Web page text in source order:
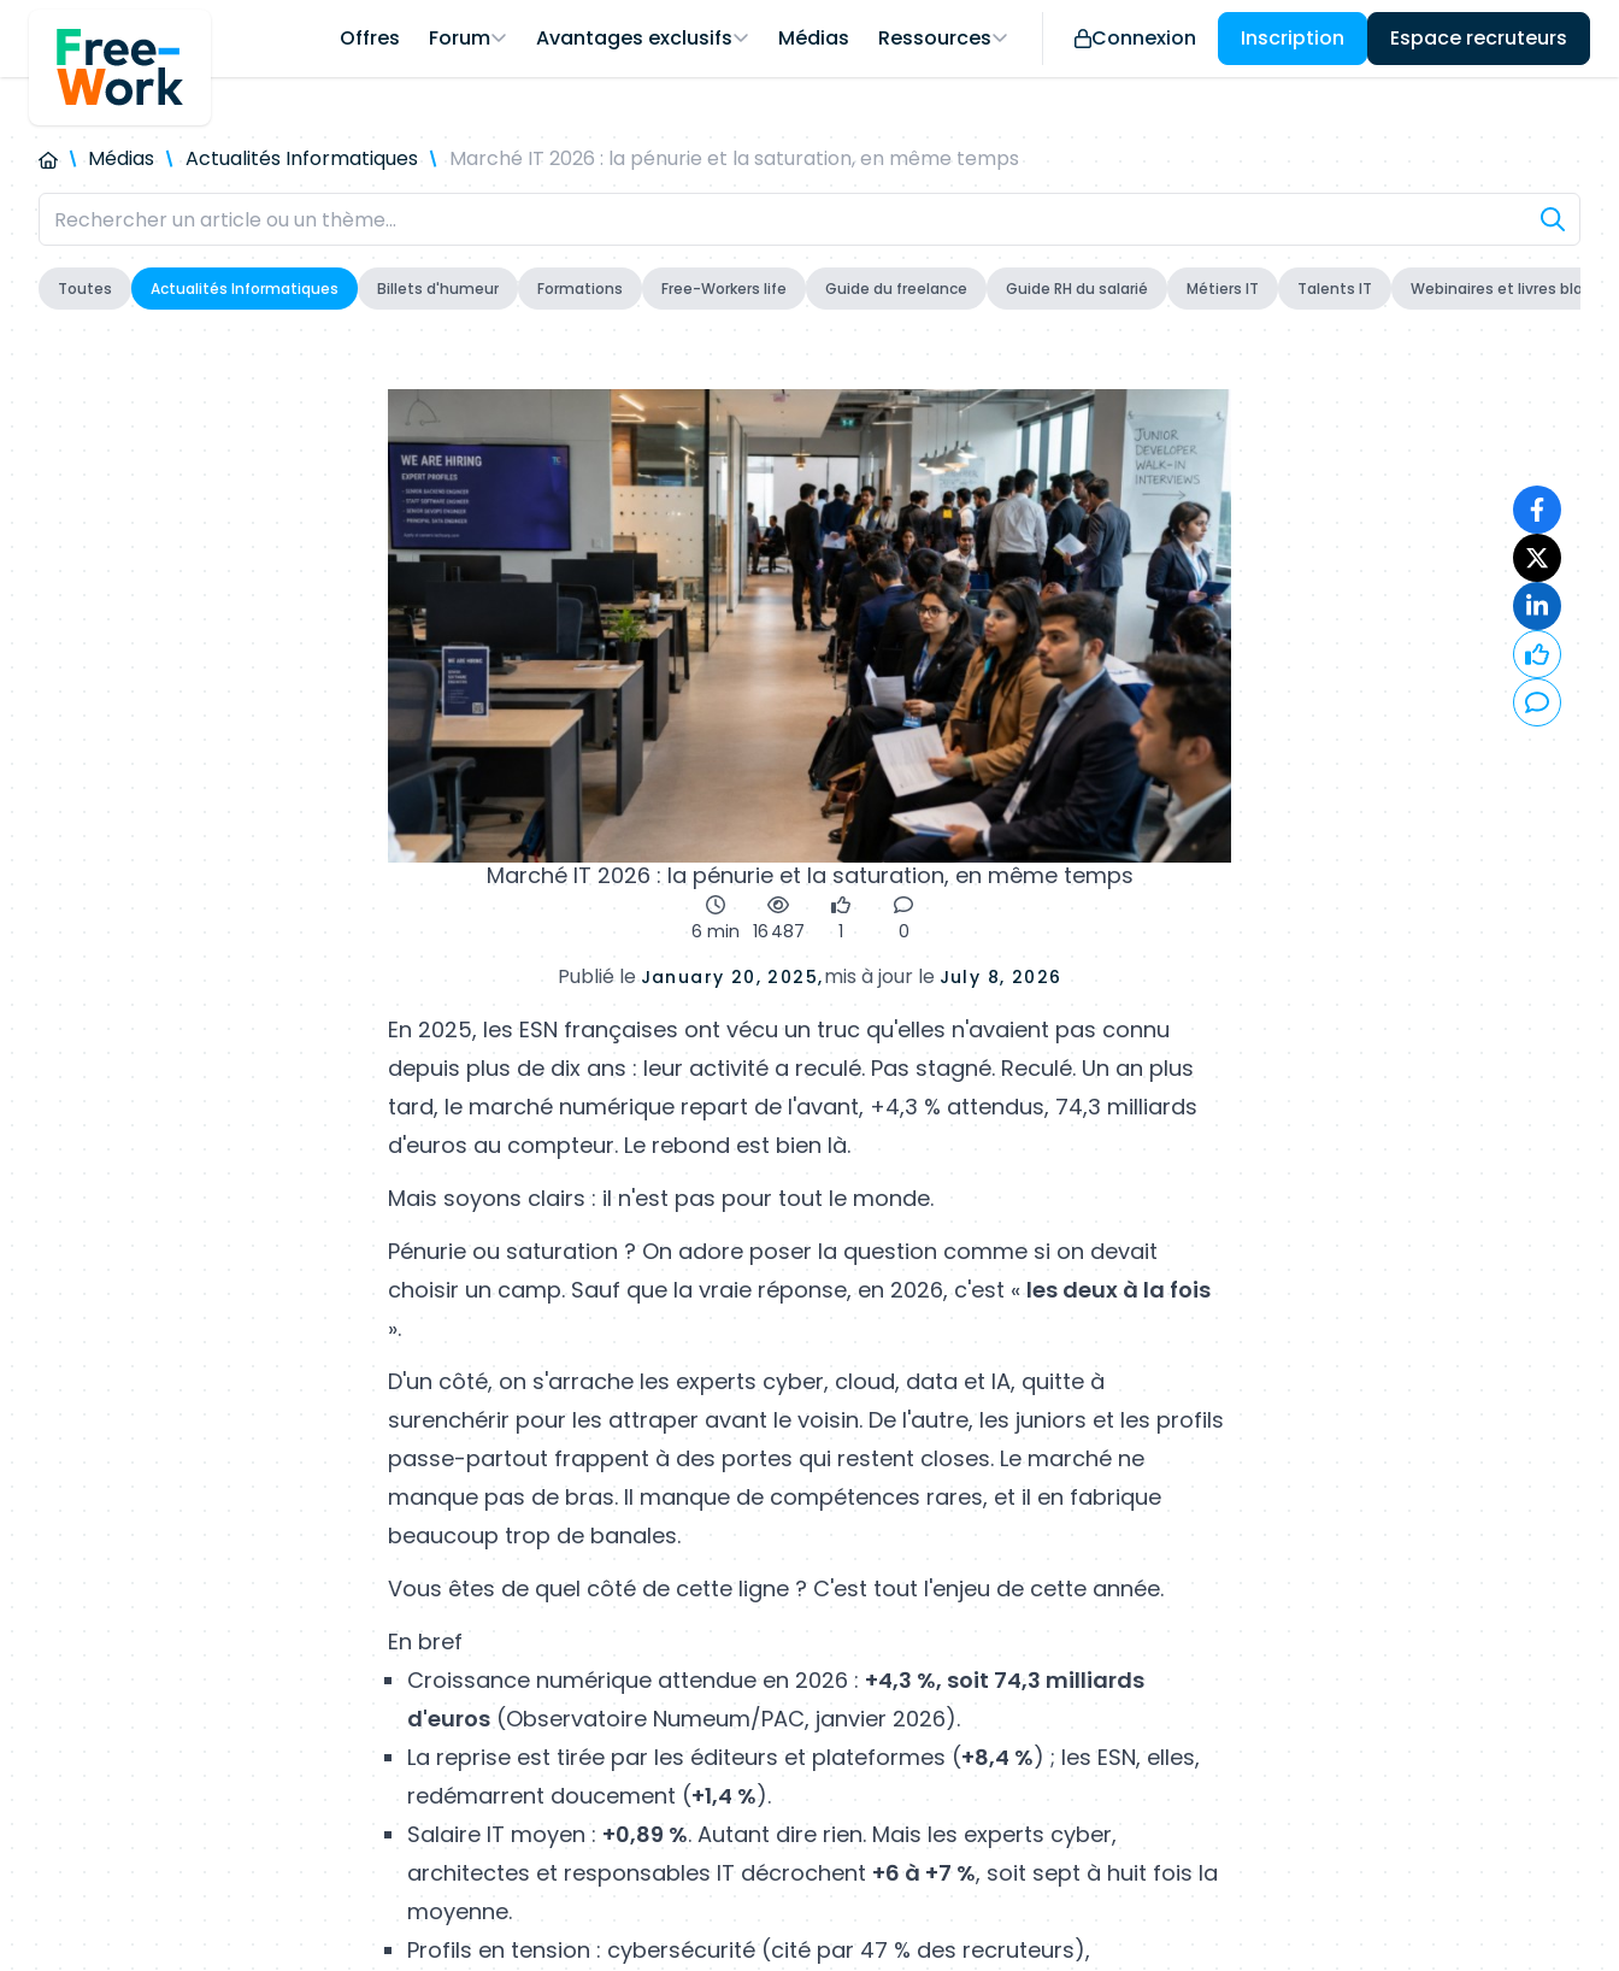
Offres Forum Avantages exclusifs Médias Ressources Connexion Inscription Espace recruteurs
Médias Actualités Informatiques Marché IT 2026 : la pénurie et la saturation, en même temps
Toutes Actualités Informatiques Billets d'humeur Formations Free-Workers life Guide du freelance Guide RH du salarié Métiers IT Talents IT Webinaires et livres blancs
Marché IT 2026 : la pénurie et la saturation, en même temps
6 min 16 487 1 0
Publié le January 20, 2025,mis à jour le July 8, 2026
En 2025, les ESN françaises ont vécu un truc qu'elles n'avaient pas connu
depuis plus de dix ans : leur activité a reculé. Pas stagné. Reculé. Un an plus
tard, le marché numérique repart de l'avant, +4,3 % attendus, 74,3 milliards
d'euros au compteur. Le rebond est bien là.
Mais soyons clairs : il n'est pas pour tout le monde.
Pénurie ou saturation ? On adore poser la question comme si on devait
choisir un camp. Sauf que la vraie réponse, en 2026, c'est « les deux à la fois
».
D'un côté, on s'arrache les experts cyber, cloud, data et IA, quitte à
surenchérir pour les attraper avant le voisin. De l'autre, les juniors et les profils
passe-partout frappent à des portes qui restent closes. Le marché ne
manque pas de bras. Il manque de compétences rares, et il en fabrique
beaucoup trop de banales.
Vous êtes de quel côté de cette ligne ? C'est tout l'enjeu de cette année.
En bref
Croissance numérique attendue en 2026 : +4,3 %, soit 74,3 milliards
d'euros (Observatoire Numeum/PAC, janvier 2026).
La reprise est tirée par les éditeurs et plateformes (+8,4 %) ; les ESN, elles,
redémarrent doucement (+1,4 %).
Salaire IT moyen : +0,89 %. Autant dire rien. Mais les experts cyber,
architectes et responsables IT décrochent +6 à +7 %, soit sept à huit fois la
moyenne.
Profils en tension : cybersécurité (cité par 47 % des recruteurs),